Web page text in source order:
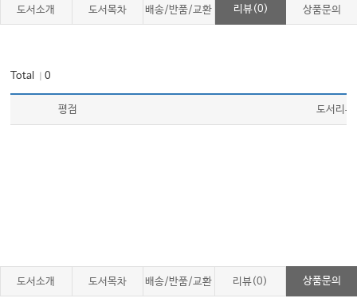
Chapter 04 발목과 종아리
3. 족저근막염
4. 발목터널증후군
도서소개 도서목차 배송/반품/교환 리뷰(0) 상품문의
Total ｜0
평점 도서리뷰
도서소개 도서목차 배송/반품/교환 리뷰(0) 상품문의